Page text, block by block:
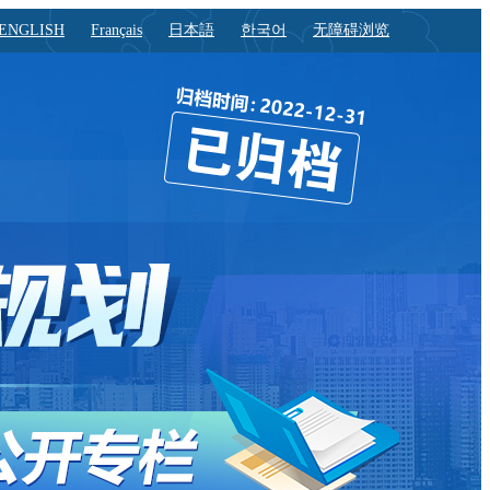
Français 日本語 한국어 无障碍浏览